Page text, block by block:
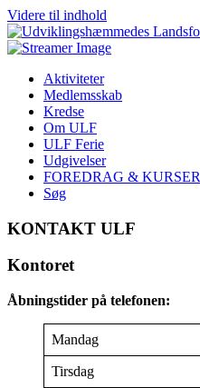
Videre til indhold
Aktiviteter
Medlemsskab
Kredse
Om ULF
ULF Ferie
Udgivelser
FOREDRAG & KURSER
Søg
KONTAKT ULF
Kontoret
Åbningstider på telefonen:
Mandag
Tirsdag